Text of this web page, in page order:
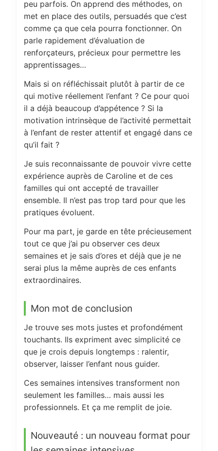
peu parfois. On apprend des méthodes, on
met en place des outils, persuadés que c’est
comme ça que cela pourra fonctionner. On
parle rapidement d’évaluation de
renforçateurs, précieux pour permettre les
apprentissages…
Mais si on réfléchissait plutôt à partir de ce
qui motive réellement l’enfant ? Ce pour quoi
il a déjà beaucoup d’appétence ? Si la
motivation intrinsèque de l’activité permettait
à l’enfant de rester attentif et engagé dans ce
qu’il fait ?
Je suis reconnaissante de pouvoir vivre cette
expérience auprès de Caroline et de ces
familles qui ont accepté de travailler
ensemble. Il n’est pas trop tard pour que les
pratiques évoluent.
Pour ma part, je garde en tête précieusement
tout ce que j’ai pu observer ces deux
semaines et je sais d’ores et déjà que je ne
serai plus la même auprès de ces enfants
extraordinaires.
Mon mot de conclusion
Je trouve ses mots justes et profondément
touchants. Ils expriment avec simplicité ce
que je crois depuis longtemps : ralentir,
observer, laisser l’enfant nous guider.
Ces semaines intensives transforment non
seulement les familles… mais aussi les
professionnels. Et ça me remplit de joie.
Nouveauté : un nouveau format pour